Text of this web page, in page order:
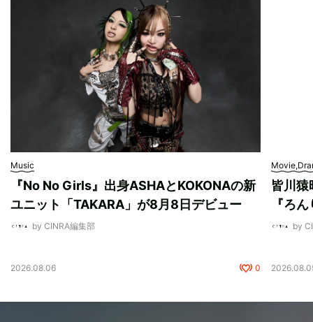
Music
『No No Girls』出身ASHAとKOKONAの新
ユニット「TAKARA」が8月8日デビュー
by CINRA編集部
2026.08.06 0
皆川猿
『ろ
by